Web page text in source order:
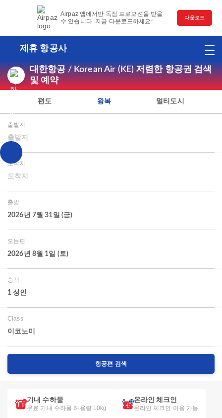
Airpaz 앱에서만 독점 프로모션을 받을
수 있습니다. 지금 다운로드하세요!
다운로드
제휴 항공사
대한항공 / Korean Air (KE) 저렴한 항공권 검색
및 예약
편도 왕복 멀티도시
출발지
출발지
도착지
도착지
출발
2026년 7월 31일 (금)
오는편
2026년 8월 1일 (토)
승객
1 성인
Class
이코노미
항공편 검색
기내 수하물
무료 기내 수하물 허용량 10kg
온라인 체크인
온라인 체크인 이용 가능